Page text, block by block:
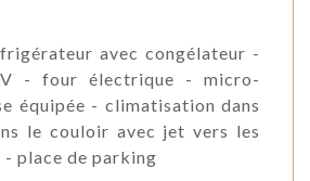
avec congélateur -
- four électrique - micro-
équipée - climatisation dans
le couloir avec jet vers les
- place de parking